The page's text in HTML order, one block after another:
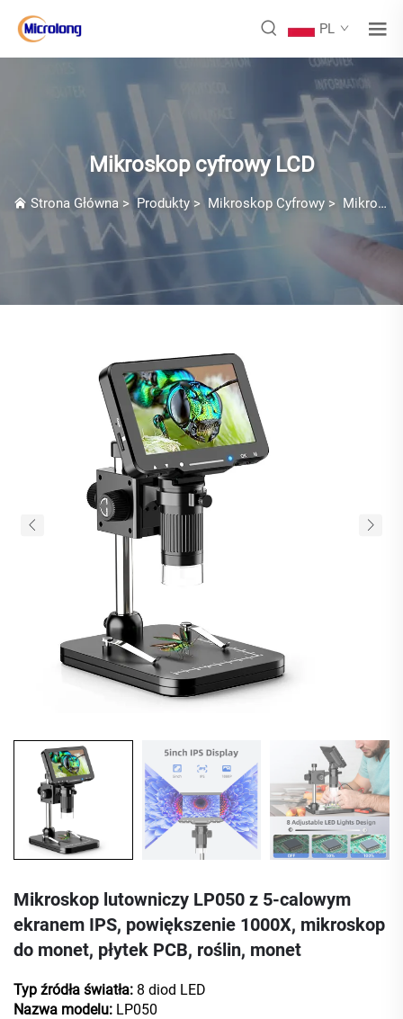
PL
Mikroskop cyfrowy LCD
Strona Główna >Produkty > Mikroskop Cyfrowy > Mikroskop cyfrowy LCD
Mikroskop lutowniczy LP050 z 5-calowym
ekranem IPS, powiększenie 1000X, mikroskop
do monet, płytek PCB, roślin, monet
Typ źródła światła: 8 diod LED
Nazwa modelu: LP050